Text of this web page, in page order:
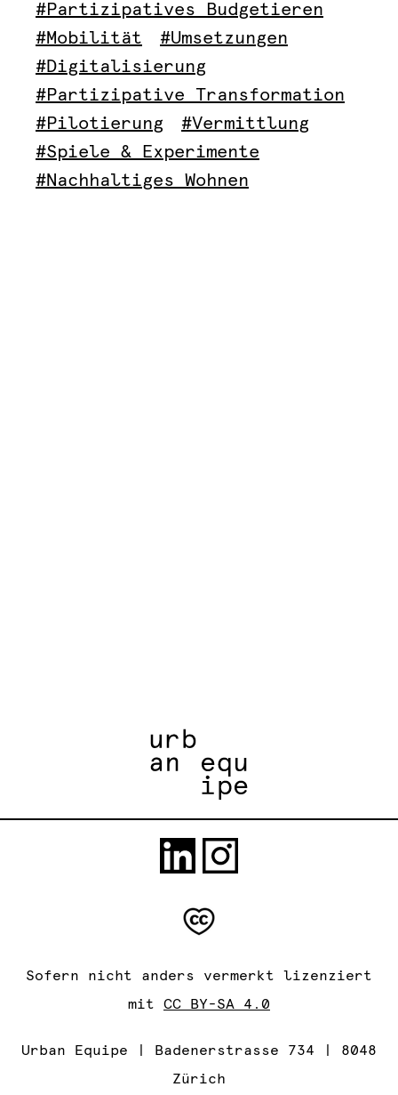
#Partizipatives Budgetieren
#Mobilität
#Umsetzungen
#Digitalisierung
#Partizipative Transformation
#Pilotierung
#Vermittlung
#Spiele & Experimente
#Nachhaltiges Wohnen
Sofern nicht anders vermerkt lizenziert
mit CC BY-SA 4.0
Urban Equipe | Badenerstrasse 734 | 8048
Zürich